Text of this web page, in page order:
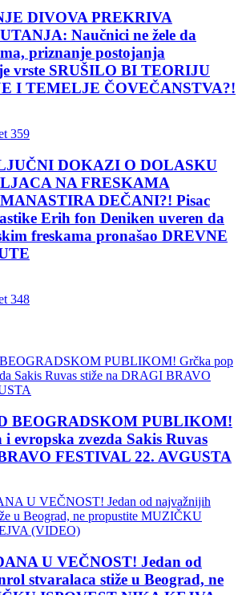
DIVOVA PREKRIVA
Naučnici ne žele da
priznanje postojanja
vrste SRUŠILO BI TEORIJU
I TEMELJE ČOVEČANSTVA?!
359
DOKAZI O DOLASKU
NA FRESKAMA
DEČANI?! Pisac
Erih fon Deniken uveren da
freskama pronašao DREVNE
348
BEOGRADSKOM PUBLIKOM!
evropska zvezda Sakis Ruvas
FESTIVAL 22. AVGUSTA
U VEČNOST! Jedan od
stvaralaca stiže u Beograd, ne